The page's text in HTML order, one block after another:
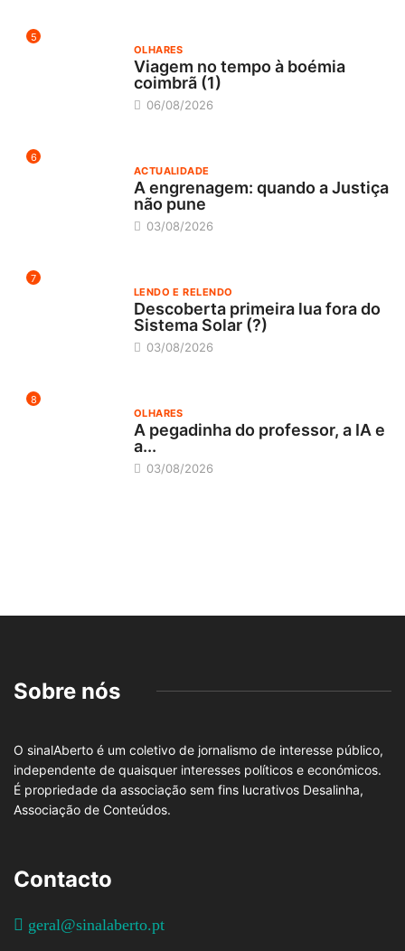
5
OLHARES
Viagem no tempo à boémia
coimbrã (1)
06/08/2026
6
ACTUALIDADE
A engrenagem: quando a Justiça
não pune
03/08/2026
7
LENDO E RELENDO
Descoberta primeira lua fora do
Sistema Solar (?)
03/08/2026
8
OLHARES
A pegadinha do professor, a IA e
a...
03/08/2026
Sobre nós
O sinalAberto é um coletivo de jornalismo de interesse público,
independente de quaisquer interesses políticos e económicos.
É propriedade da associação sem fins lucrativos Desalinha,
Associação de Conteúdos.
Contacto
geral@sinalaberto.pt